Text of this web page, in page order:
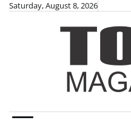
SkipSaturday, August 8, 2026